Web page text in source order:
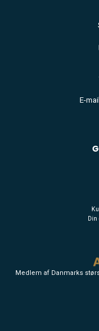
E-
Medlem af Danmarks